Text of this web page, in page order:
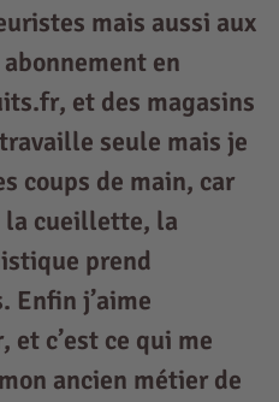
mais aussi aux
en
et des magasins
seule mais je
coups de main, car
cueillette, la
prend
Enfin j’aime
et c’est ce qui me
ancien métier de